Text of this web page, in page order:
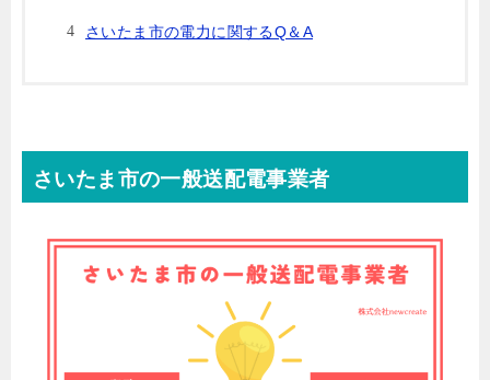
さいたま市の電力に関するQ＆A
さいたま市の一般送配電事業者